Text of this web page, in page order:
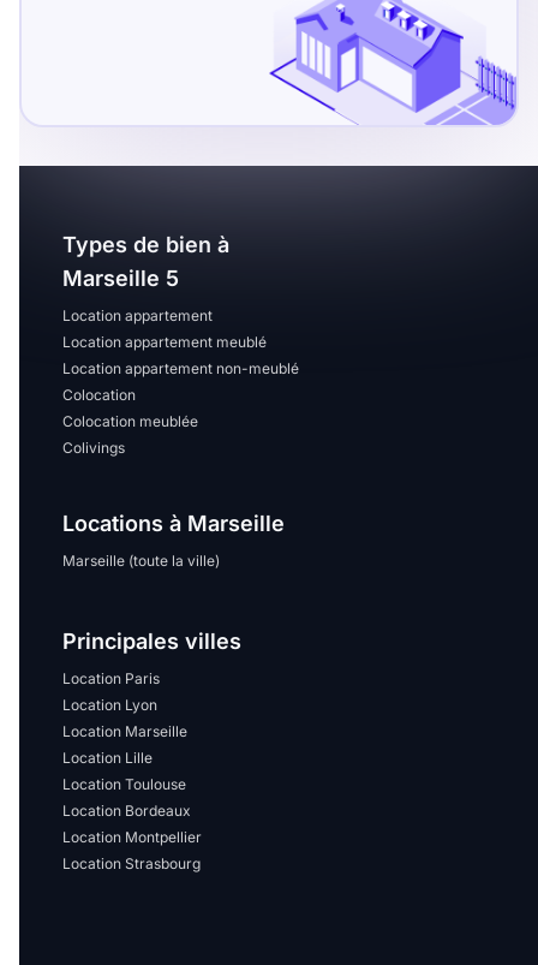
Types de bien à
Marseille 5
Location appartement
Location appartement meublé
Location appartement non-meublé
Colocation
Colocation meublée
Colivings
Locations à Marseille
Marseille (toute la ville)
Principales villes
Location Paris
Location Lyon
Location Marseille
Location Lille
Location Toulouse
Location Bordeaux
Location Montpellier
Location Strasbourg